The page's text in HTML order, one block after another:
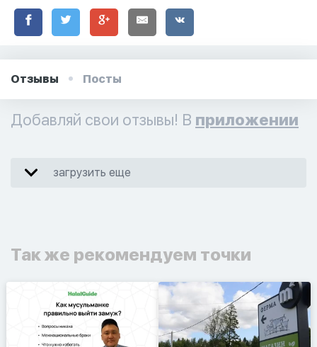
Отзывы Посты
Добавляй свои отзывы! В приложении
загрузить еще
Так же рекомендуем точки